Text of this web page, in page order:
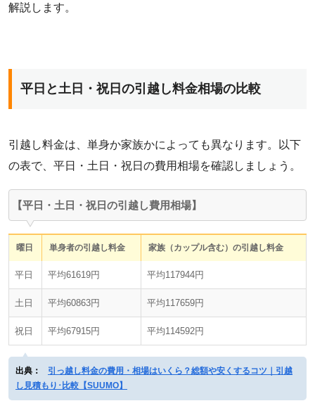
解説します。
平日と土日・祝日の引越し料金相場の比較
引越し料金は、単身か家族かによっても異なります。以下
の表で、平日・土日・祝日の費用相場を確認しましょう。
【平日・土日・祝日の引越し費用相場】
曜日 単身者の引越し料金 家族（カップル含む）の引越し料金
平日 平均61619円 平均117944円
土日 平均60863円 平均117659円
祝日 平均67915円 平均114592円
出典：
引っ越し料金の費用・相場はいくら？総額や安くするコツ｜引越
し見積もり･比較【SUUMO】